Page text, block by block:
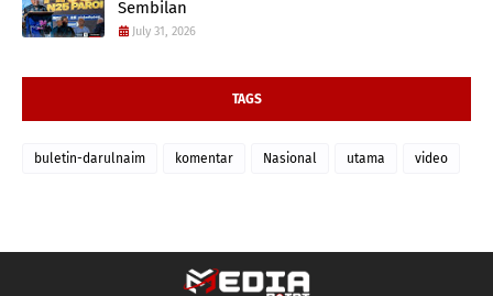
Sembilan
July 31, 2026
TAGS
buletin-darulnaim komentar Nasional utama video